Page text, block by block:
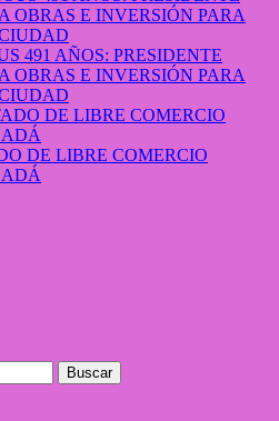
491 AÑOS: PRESIDENTE
OBRAS E INVERSIÓN PARA
DE LIBRE COMERCIO